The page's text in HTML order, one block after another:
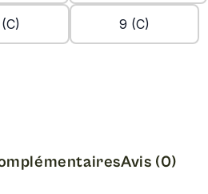
9 (C)
Avis (0)